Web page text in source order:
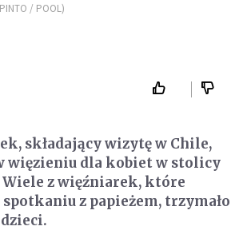
/ POOL)
składający wizytę w Chile,
więzieniu dla kobiet w stolicy
z więźniarek, które
spotkaniu z papieżem, trzymało